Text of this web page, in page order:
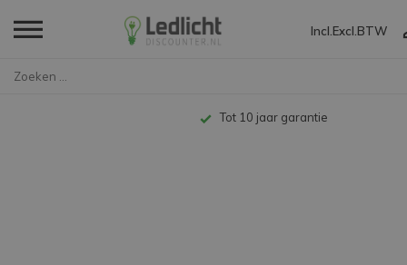
Incl. Excl. BTW
Tot 10 jaar garantie